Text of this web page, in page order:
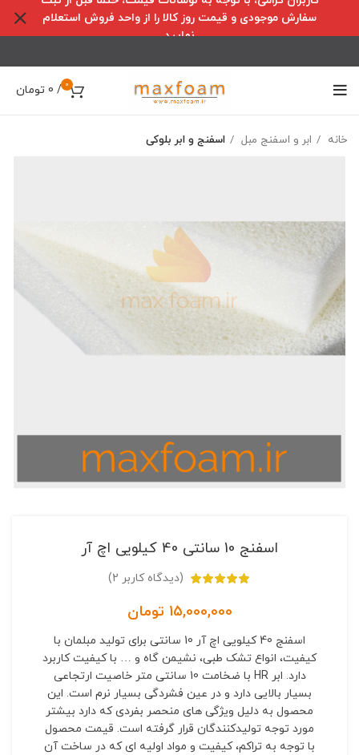
0
/
0 تومان
خانه ابر و اسفنج مبل اسفنج و ابر بلوکی
اسفنج 10 سانتی 40 کیلویی اچ آر
(دیدگاه کاربر 2
)
15,000,000 تومان
اسفنج 40 کیلویی اچ آر 10 سانتی برای تولید مبلمان با
کیفیت، انواع تشک طبی، نشیمن گاه و … با کیفیت کاربرد
دارد. ابر HR با ضخامت 10 سانتی متر خاصیت ارتجاعی
بسیار بالایی دارد و در عین فشردگی بسیار نرم است. این
محصول به دلیل ویژگی های منحصر بفردی که دارد بیشتر
مورد توجه تولیدکنندگان قرار گرفته است. قیمت محصول
با توجه به تراکم، کیفیت و مواد اولیه ای که در ساخت آن
سفارش موجودی و قیمت روز کالا را از واحد فروش استعلام
نمایید